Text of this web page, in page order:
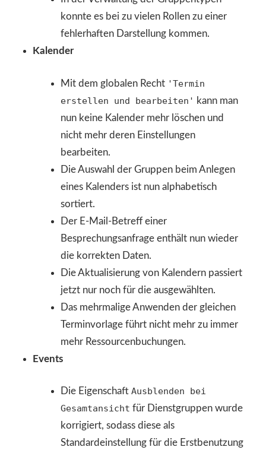
konnte es bei zu vielen Rollen zu einer
fehlerhaften Darstellung kommen.
Kalender
Mit dem globalen Recht 'Termin
erstellen und bearbeiten' kann man
nun keine Kalender mehr löschen und
nicht mehr deren Einstellungen
bearbeiten.
Die Auswahl der Gruppen beim Anlegen
eines Kalenders ist nun alphabetisch
sortiert.
Der E-Mail-Betreff einer
Besprechungsanfrage enthält nun wieder
die korrekten Daten.
Die Aktualisierung von Kalendern passiert
jetzt nur noch für die ausgewählten.
Das mehrmalige Anwenden der gleichen
Terminvorlage führt nicht mehr zu immer
mehr Ressourcenbuchungen.
Events
Die Eigenschaft Ausblenden bei
Gesamtansicht für Dienstgruppen wurde
korrigiert, sodass diese als
Standardeinstellung für die Erstbenutzung